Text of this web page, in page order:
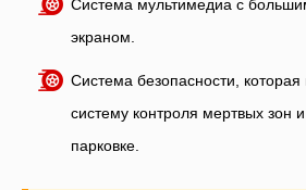
Система мультимедиа с
экраном.
Система безопасности, которая
систему контроля мертвых зон
парковке.